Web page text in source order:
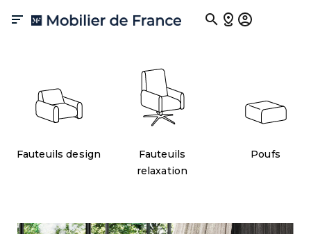

produits haut de gamme qui s'alignent parfaitement avec les
tendances contemporaines. Découvrez une variété de modèles,
qu'ils soient classiques ou relaxants, et offrez-vous des moments de
bien-être tout en soulageant vos maux.
Fauteuils design
Fauteuils
relaxation
Poufs